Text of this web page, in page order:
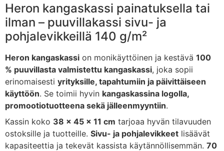
Heron kangaskassi painatuksella tai
ilman – puuvillakassi sivu- ja
pohjalevikkeillä 140 g/m²
Heron kangaskassi on monikäyttöinen ja kestävä 100
% puuvillasta valmistettu kangaskassi, joka sopii
erinomaisesti yrityksille, tapahtumiin ja päivittäiseen
käyttöön. Se toimii hyvin kangaskassina logolla,
promootiotuotteena sekä jälleenmyyntiin.
Kassin koko 38 x 45 x 11 cm tarjoaa hyvän tilavuuden
ostoksille ja tuotteille. Sivu- ja pohjalevikkeet lisäävät
kapasiteettia ja tekevät kassista käytännöllisemmän. 70